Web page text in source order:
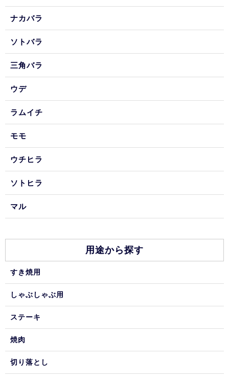
ナカバラ
ソトバラ
三角バラ
ウデ
ラムイチ
モモ
ウチヒラ
ソトヒラ
マル
用途から探す
すき焼用
しゃぶしゃぶ用
ステーキ
焼肉
切り落とし